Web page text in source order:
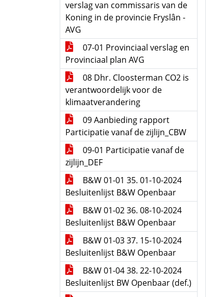
verslag van commissaris van de
Koning in de provincie Fryslân -
AVG
07-01 Provinciaal verslag en
Provinciaal plan AVG
08 Dhr. Cloosterman CO2 is
verantwoordelijk voor de
klimaatverandering
09 Aanbieding rapport
Participatie vanaf de zijlijn_CBW
09-01 Participatie vanaf de
zijlijn_DEF
B&W 01-01 35. 01-10-2024
Besluitenlijst B&W Openbaar
B&W 01-02 36. 08-10-2024
Besluitenlijst B&W Openbaar
B&W 01-03 37. 15-10-2024
Besluitenlijst B&W Openbaar
B&W 01-04 38. 22-10-2024
Besluitenlijst BW Openbaar (def.)